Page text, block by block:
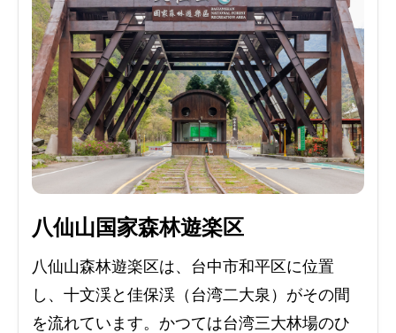
八仙山国家森林遊楽区
八仙山森林遊楽区は、台中市和平区に位置
し、十文渓と佳保渓（台湾二大泉）がその間
を流れています。かつては台湾三大林場のひ